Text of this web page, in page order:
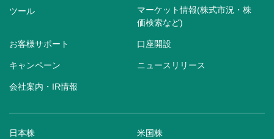
ツール
マーケット情報(株式市況・株
価検索など)
お客様サポート 口座開設
キャンペーン ニュースリリース
会社案内・IR情報
日本株 米国株